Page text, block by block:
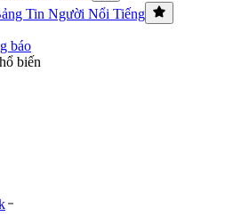
Tin Người Nổi Tiếng
báo
biến